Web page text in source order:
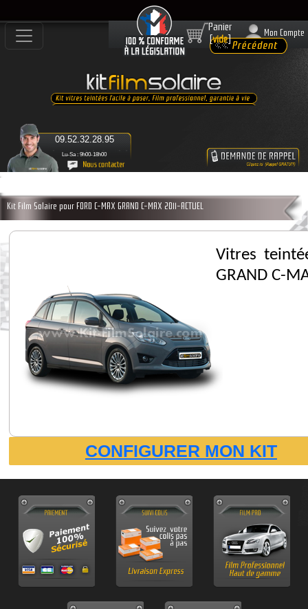
Lu-Sa : 9h00-18h00
09.52.32.28.95
Panier
[vide]
Mon Compte
Kit Film Solaire pour FORD C-MAX GRAND C-MAX 2011-ACTUEL
Vitres
GRAND C-
CONFIGURER MON KIT